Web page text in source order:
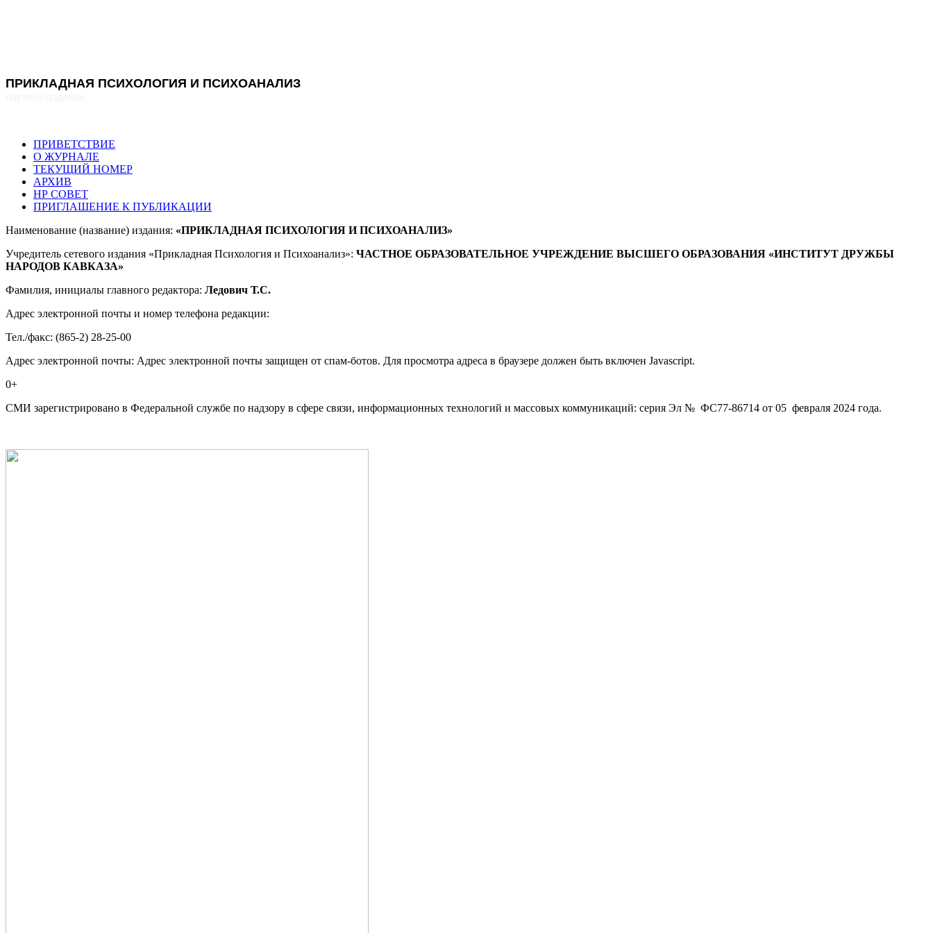
ПРИКЛАДНАЯ ПСИХОЛОГИЯ И ПСИХОАНАЛИЗ
ПРИВЕТСТВИЕ
О ЖУРНАЛЕ
ТЕКУЩИЙ НОМЕР
АРХИВ
НР СОВЕТ
ПРИГЛАШЕНИЕ К ПУБЛИКАЦИИ
Наименование (название) издания: «ПРИКЛАДНАЯ ПСИХОЛОГИЯ И ПСИХОАНАЛИЗ»
Учредитель сетевого издания «Прикладная Психология и Психоанализ»: ЧАСТНОЕ ОБРАЗОВАТЕЛЬНОЕ УЧРЕЖДЕНИЕ ВЫСШЕГО ОБРАЗОВАНИЯ «ИНСТИТУТ ДРУЖБЫ
НАРОДОВ КАВКАЗА»
Фамилия, инициалы главного редактора: Ледович Т.С.
Адрес электронной почты и номер телефона редакции:
Тел./факс: (865-2) 28-25-00
Адрес электронной почты: Адрес электронной почты защищен от спам-ботов. Для просмотра адреса в браузере должен быть включен Javascript.
0+
СМИ зарегистрировано в Федеральной службе по надзору в сфере связи, информационных технологий и массовых коммуникаций: серия Эл № ФС77-86714 от 05 февраля 2024 года.